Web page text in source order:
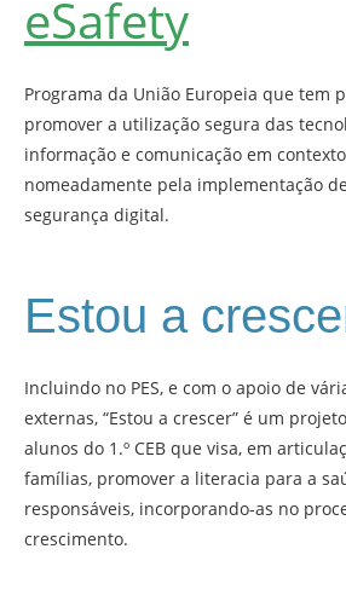
eSafety
Programa da União Europeia que tem
promover a utilização segura das
informação e comunicação em
nomeadamente pela implementação
segurança digital.
Estou a
Incluindo no PES, e com o apoio de
externas, “Estou a crescer” é um
alunos do 1.º CEB que visa, em
famílias, promover a literacia para a
responsáveis, incorporando-as no
crescimento.